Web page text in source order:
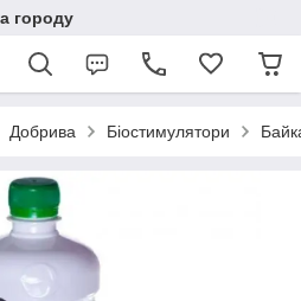
городу
Добрива Біостимулятори